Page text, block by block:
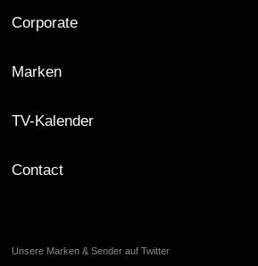
Corporate
Marken
TV-Kalender
Contact
Unsere Marken & Sender auf Twitter